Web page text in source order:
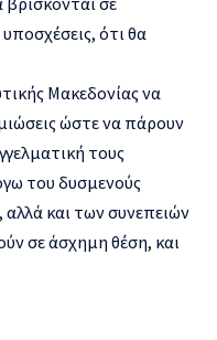
ότι θα
Μακεδονίας να
ώστε να πάρουν
τους
του δυσμενούς
και των συνεπειών
σε άσχημη θέση, και